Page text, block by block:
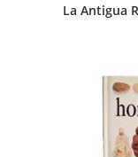
La Antigua